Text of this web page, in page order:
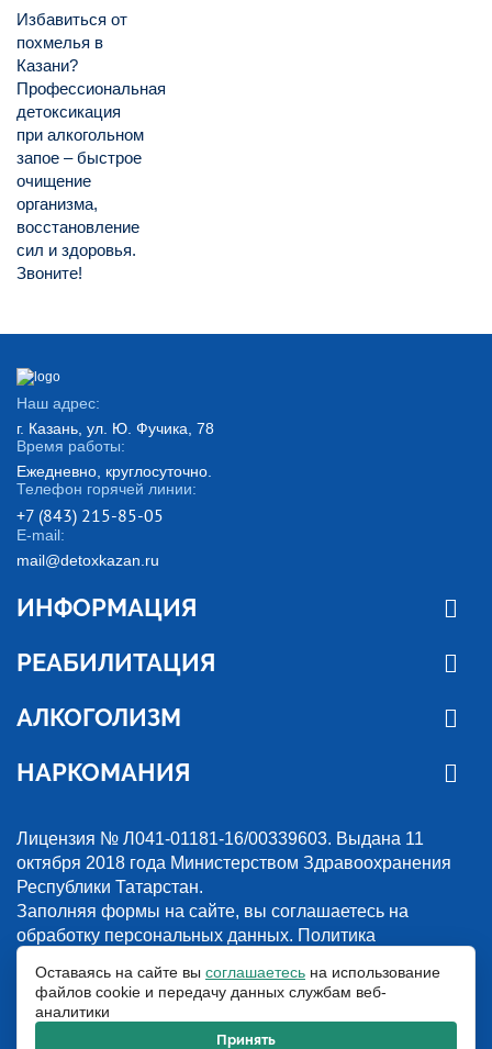
Избавиться от
похмелья в
Казани?
Профессиональная
детоксикация
при алкогольном
запое – быстрое
очищение
организма,
восстановление
сил и здоровья.
Звоните!
Наш адрес:
г. Казань, ул. Ю. Фучика, 78
Время работы:
Ежедневно, круглосуточно.
Телефон горячей линии:
+7 (843) 215-85-05
E-mail:
mail@detoxkazan.ru
ИНФОРМАЦИЯ
РЕАБИЛИТАЦИЯ
АЛКОГОЛИЗМ
НАРКОМАНИЯ
Лицензия № Л041-01181-16/00339603. Выдана 11
октября 2018 года Министерством Здравоохранения
Республики Татарстан.
Заполняя формы на сайте, вы соглашаетесь на
обработку персональных данных. Политика
© 2018-2026. Наркологическая клиника “Detox”. Все права защищены.
Указанные на сайте цены и информация имеют информационный
характер и не являются публичной офертой.
Оставаясь на сайте вы соглашаетесь на использование
файлов cookie и передачу данных службам веб-
аналитики
Принять